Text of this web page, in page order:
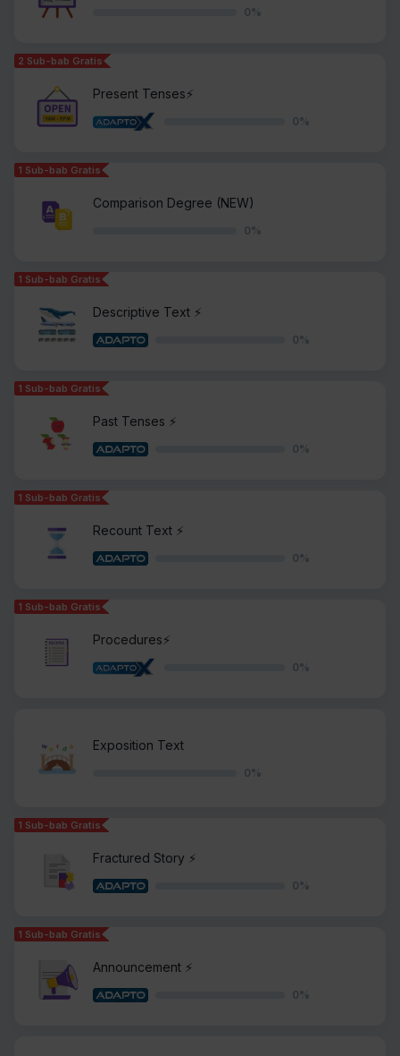
0%
2 Sub-bab Gratis
Present Tenses⚡️
0%
1 Sub-bab Gratis
Comparison Degree (NEW)
0%
1 Sub-bab Gratis
Descriptive Text ⚡️
0%
1 Sub-bab Gratis
Past Tenses ⚡️
0%
1 Sub-bab Gratis
Recount Text ⚡️
0%
1 Sub-bab Gratis
Procedures⚡️
0%
Exposition Text
0%
1 Sub-bab Gratis
Fractured Story ⚡️
0%
1 Sub-bab Gratis
Announcement ⚡️
0%